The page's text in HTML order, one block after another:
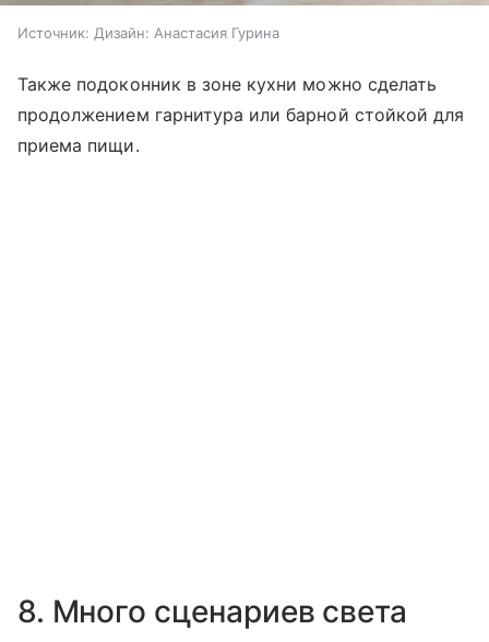
Источник: Дизайн: Анастасия Гурина
Также подоконник в зоне кухни можно сделать
продолжением гарнитура или барной стойкой для
приема пищи.
8. Много сценариев света